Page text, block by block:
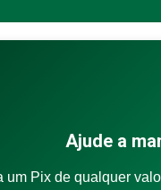
Ajude a
um Pix de qualquer